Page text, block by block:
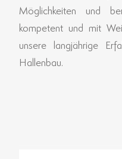
Möglichkeiten und
kompetent und mit
unsere langjährige
Hallenbau.